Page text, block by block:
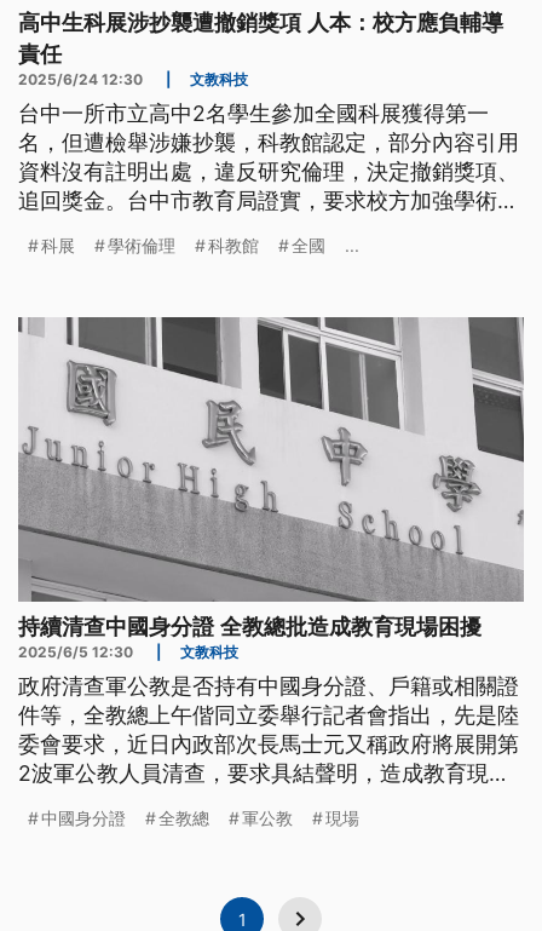
高中生科展涉抄襲遭撤銷獎項 人本：校方應負輔導
責任
2025/6/24 12:30 文教科技
台中一所市立高中2名學生參加全國科展獲得第一
名，但遭檢舉涉嫌抄襲，科教館認定，部分內容引用
資料沒有註明出處，違反研究倫理，決定撤銷獎項、
追回獎金。台中市教育局證實，要求校方加強學術倫
起輔導責任。
科展 學術倫理 科教館 全國 ...
持續清查中國身分證 全教總批造成教育現場困擾
2025/6/5 12:30 文教科技
政府清查軍公教是否持有中國身分證、戶籍或相關證
件等，全教總上午偕同立委舉行記者會指出，先是陸
委會要求，近日內政部次長馬士元又稱政府將展開第
2波軍公教人員清查，要求具結聲明，造成教育現場
中國身分證 全教總 軍公教 現場
1